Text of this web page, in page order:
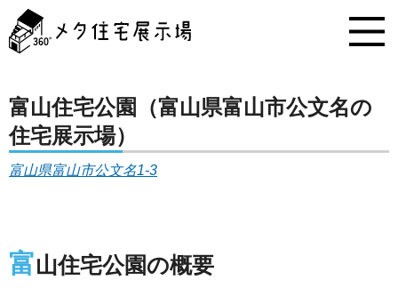
タ
住
示
場
コ
ン
テ
ス
キ
富山住宅公園（富山県富山市公文名の
住宅展示場）
富山県富山市公文名1-3
富山住宅公園の概要